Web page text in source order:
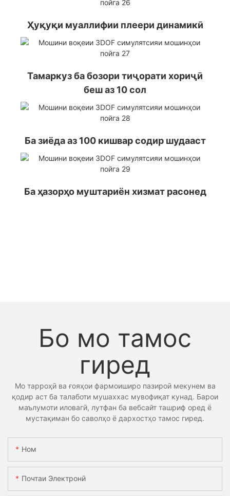
Ҳуқуқи муаллифии плеери динамикӣ
Тамаркуз ба бозори тиҷорати хориҷӣ
беш аз 10 сол
Ба зиёда аз 100 кишвар содир шудааст
Ба ҳазорҳо муштариён хизмат расонед
Бо мо тамос
гиред
Мо тарроҳӣ ва ғояҳои фармоиширо пазироӣ мекунем ва
қодир аст ба талаботи мушаххас мувофиқат кунад. Барои
маълумоти иловагӣ, лутфан ба вебсайт ташриф оред ё
мустақиман бо саволҳо ё дархостҳо тамос гиред.
Ном
Почтаи Электронӣ